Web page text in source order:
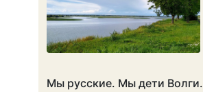
Мы русские. Мы дети Волги.